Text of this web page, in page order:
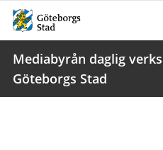
Mediabyrån daglig
Göteborgs Stad